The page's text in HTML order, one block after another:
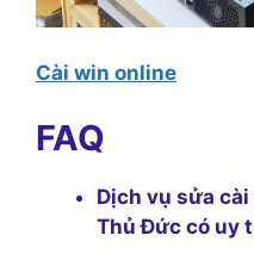
Cài win online
FAQ
Dịch vụ sửa
Thủ Đức có uy